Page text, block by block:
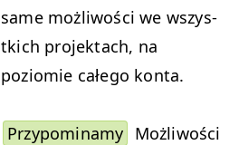
same możli­woś­ci we wszys­
t­kich pro­jek­tach, na
poziomie całego konta.
Przy­pom­i­namy Możli­woś­ci